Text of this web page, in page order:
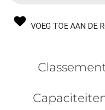
VOEG TOE AAN DE